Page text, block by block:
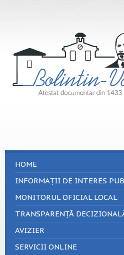
HOME
INFORMAȚII DE INTERES
MONITORUL OFICIAL LOCAL
TRANSPARENȚĂ
AVIZIER
SERVICII ONLINE